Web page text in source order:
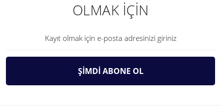
OLMAK İÇİN
ŞİMDİ ABONE OL